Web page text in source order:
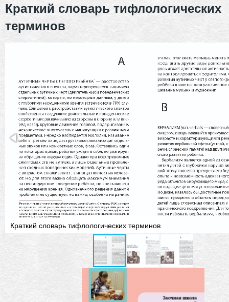
Краткий словарь тифлологических
терминов
Краткий словарь тифлологических терминов